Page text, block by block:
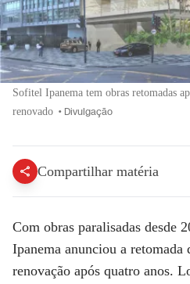
Sofitel Ipanema tem obras retomadas
renovado • Divulgação
Compartilhar matéria
Com obras paralisadas desde
Ipanema anunciou a retomada
renovação após quatro anos.